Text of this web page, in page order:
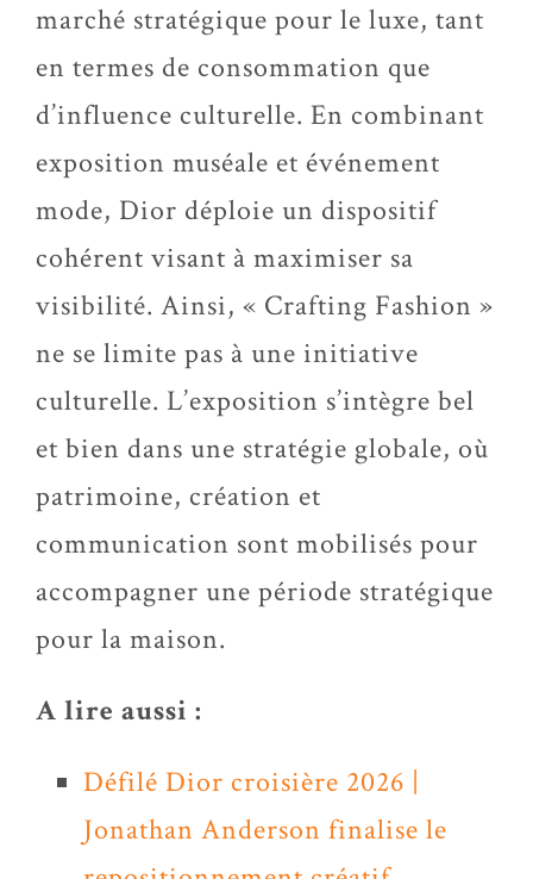
marché stratégique pour le luxe, tant
en termes de consommation que
d’influence culturelle. En combinant
exposition muséale et événement
mode, Dior déploie un dispositif
cohérent visant à maximiser sa
visibilité. Ainsi, « Crafting Fashion »
ne se limite pas à une initiative
culturelle. L’exposition s’intègre bel
et bien dans une stratégie globale, où
patrimoine, création et
communication sont mobilisés pour
accompagner une période stratégique
pour la maison.
A lire aussi :
Défilé Dior croisière 2026 |
Jonathan Anderson finalise le